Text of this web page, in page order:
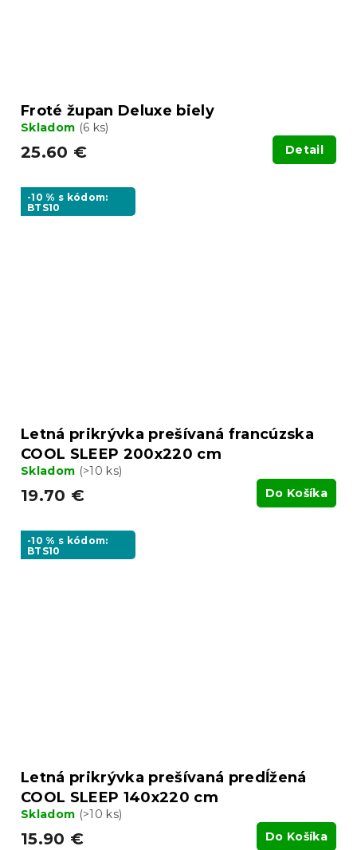
Froté župan Deluxe biely
Skladom (6 ks)
25.60 € Detail
-10 % s kódom:
BTS10
Letná prikrývka prešívaná francúzska
COOL SLEEP 200x220 cm
Skladom (>10 ks)
19.70 € Do Košíka
-10 % s kódom:
BTS10
Letná prikrývka prešívaná predĺžená
COOL SLEEP 140x220 cm
Skladom (>10 ks)
15.90 € Do Košíka